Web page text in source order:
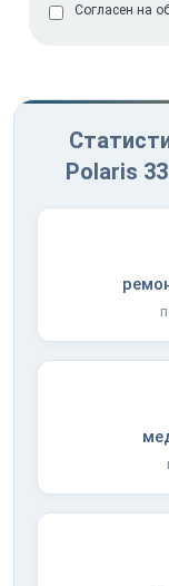
Согласен на
Polaris